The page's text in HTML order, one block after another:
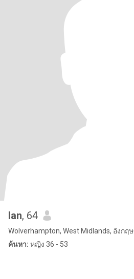
Ian, 64
Wolverhampton, West Midlands, อังกฤษ
ค้นหา: หญิง 36 - 53